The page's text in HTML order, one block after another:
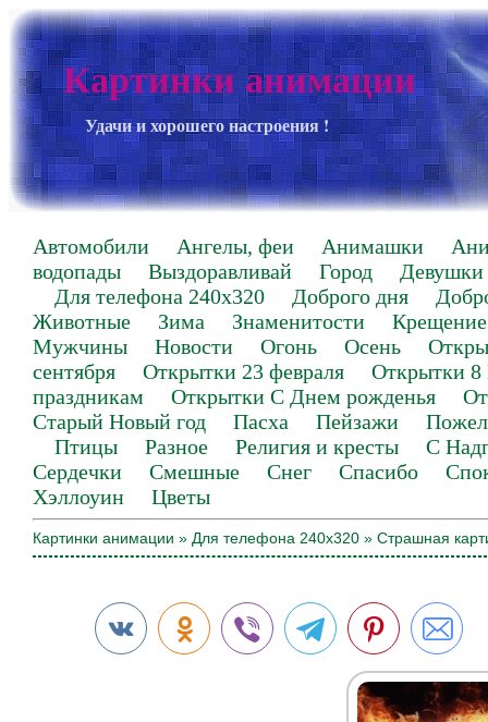
Картинки анимации
Удачи и хорошего настроения !
Автомобили Ангелы, феи Анимашки
водопады
Выздоравливай Город
Девушки
Для телефона 240х320
Доброго дня
Животные
Зима Знаменитости
Крещение
Мужчины
Новости Огонь Осень
сентября
Открытки 23 февраля
Открытки 8
праздникам
Открытки С Днем рожденья
Старый Новый год
Пасха Пейзажи
Птицы
Разное Религия и кресты
С
Сердечки
Смешные Снег Спасибо
Хэллоуин
Цветы
Картинки анимации » Для телефона 240х320 » Страшная